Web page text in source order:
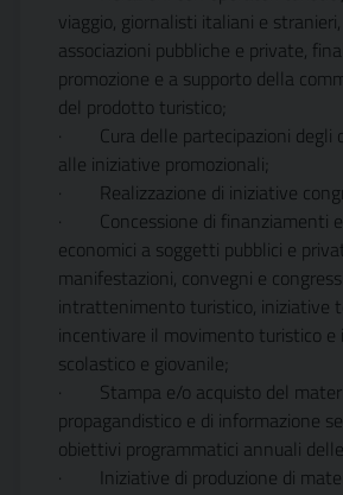
viaggio, giornalisti italiani e
associazioni pubbliche e private,
promozione e a supporto della
del prodotto turistico;
·
Cura delle partecipazioni degli
alle iniziative promozionali;
·
Realizzazione di iniziative
·
Concessione di finanziamenti
economici a soggetti pubblici e
manifestazioni, convegni e
intrattenimento turistico, iniziative
incentivare il movimento turistico e
scolastico e giovanile;
·
Stampa e/o acquisto del
propagandistico e di informazione
obiettivi programmatici annuali
·
Iniziative di produzione di